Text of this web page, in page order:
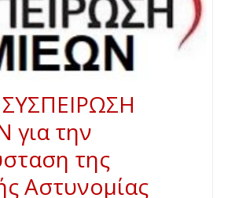
για την
της
Αστυνομίας